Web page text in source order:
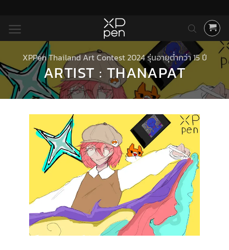
ยัง
เนื้อหา
XPPen Thailand Art Contest 2024 รุ่นอายุต่ำกว่า 15 ปี
ARTIST : THANAPAT